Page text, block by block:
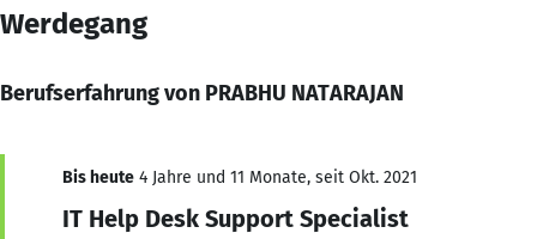
Werdegang
Berufserfahrung von PRABHU NATARAJAN
Bis heute 4 Jahre und 11 Monate, seit Okt. 2021
IT Help Desk Support Specialist